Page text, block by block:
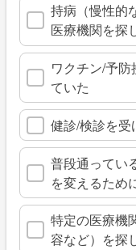
持病（慢性的
医療機関を探
ワクチン/予
ていた
健診/検診を受
普段通ってい
を変えるため
特定の医療機
容など）を探